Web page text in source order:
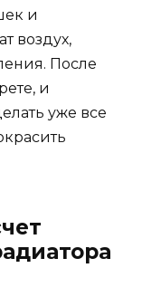
и
воздух,
После
и
уже все